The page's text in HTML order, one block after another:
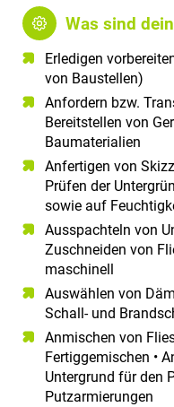
Was sind
Erledigen
von Baustellen)
Anfordern bzw.
Bereitstellen von
Baumaterialien
Anfertigen von
Prüfen der
sowie auf
Ausspachteln von
Zuschneiden von
maschinell
Auswählen von
Schall- und
Anmischen von
Fertiggemischen •
Untergrund für den
Putzarmierungen